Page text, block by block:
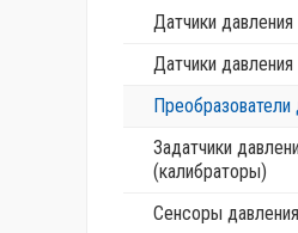
Датчики
Датчики
Преобразователи
Задатчики
(калибраторы)
Сенсоры давления